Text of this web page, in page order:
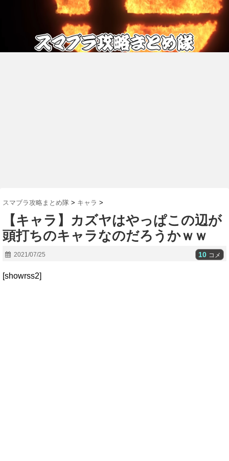
スマブラ攻略まとめ隊 > キャラ >
【キャラ】カズヤはやっぱこの辺が
頭打ちのキャラなのだろうかｗｗ
2021/07/25 10 コメ
[showrss2]